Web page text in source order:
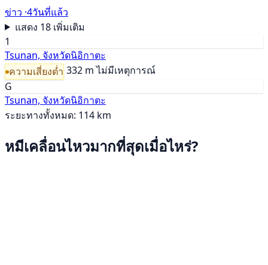
ข่าว ·4วันที่แล้ว
แสดง 18 เพิ่มเติม
1
Tsunan, จังหวัดนิอิกาตะ
ความเสี่ยงต่ำ 332 m ไม่มีเหตุการณ์
G
Tsunan, จังหวัดนิอิกาตะ
ระยะทางทั้งหมด: 114 km
หมีเคลื่อนไหวมากที่สุดเมื่อไหร่?